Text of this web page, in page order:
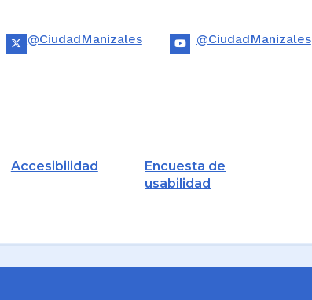
@CiudadManizales @CiudadManizales
Accesibilidad
Encuesta de
usabilidad